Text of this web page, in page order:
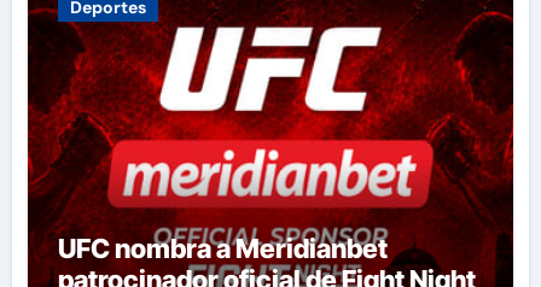
Deportes
UFC nombra a Meridianbet
patrocinador oficial de Fight Night